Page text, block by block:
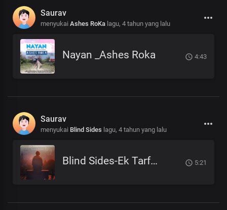
Saurav
menyukai Ashes RoKa lagu, 4 tahun yang lalu
Nayan _Ashes Roka 4:43
Saurav
menyukai Blind Sides lagu, 4 tahun yang lalu
Blind Sides-Ek Tarfa Maya 5:21